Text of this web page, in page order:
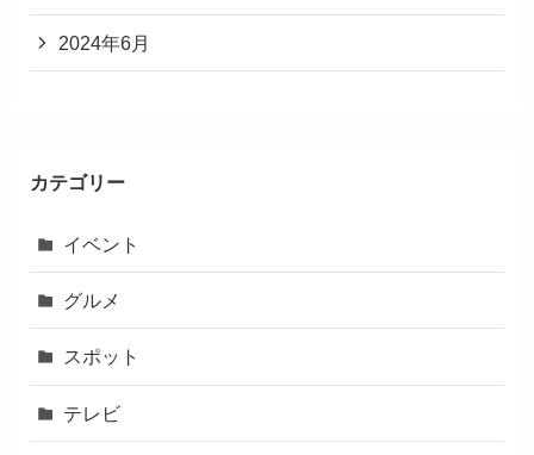
2024年6月
カテゴリー
イベント
グルメ
スポット
テレビ